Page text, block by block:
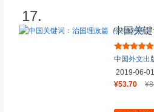
17.
中国关
中国外文出
中国翻译研
2019-06-01
¥53.70